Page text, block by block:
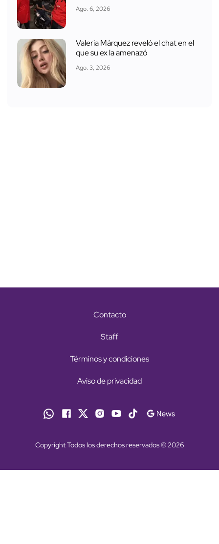
Ago. 6, 2026
Valeria Márquez reveló el chat en el
que su ex la amenazó
Ago. 3, 2026
Contacto
Staff
Términos y condiciones
Aviso de privacidad
Copyright Todos los derechos reservados © 2026